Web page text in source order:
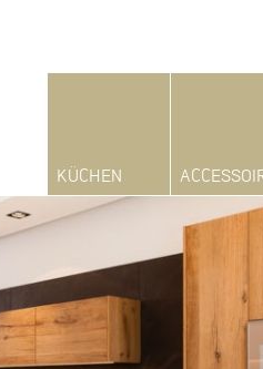
KÜCHEN